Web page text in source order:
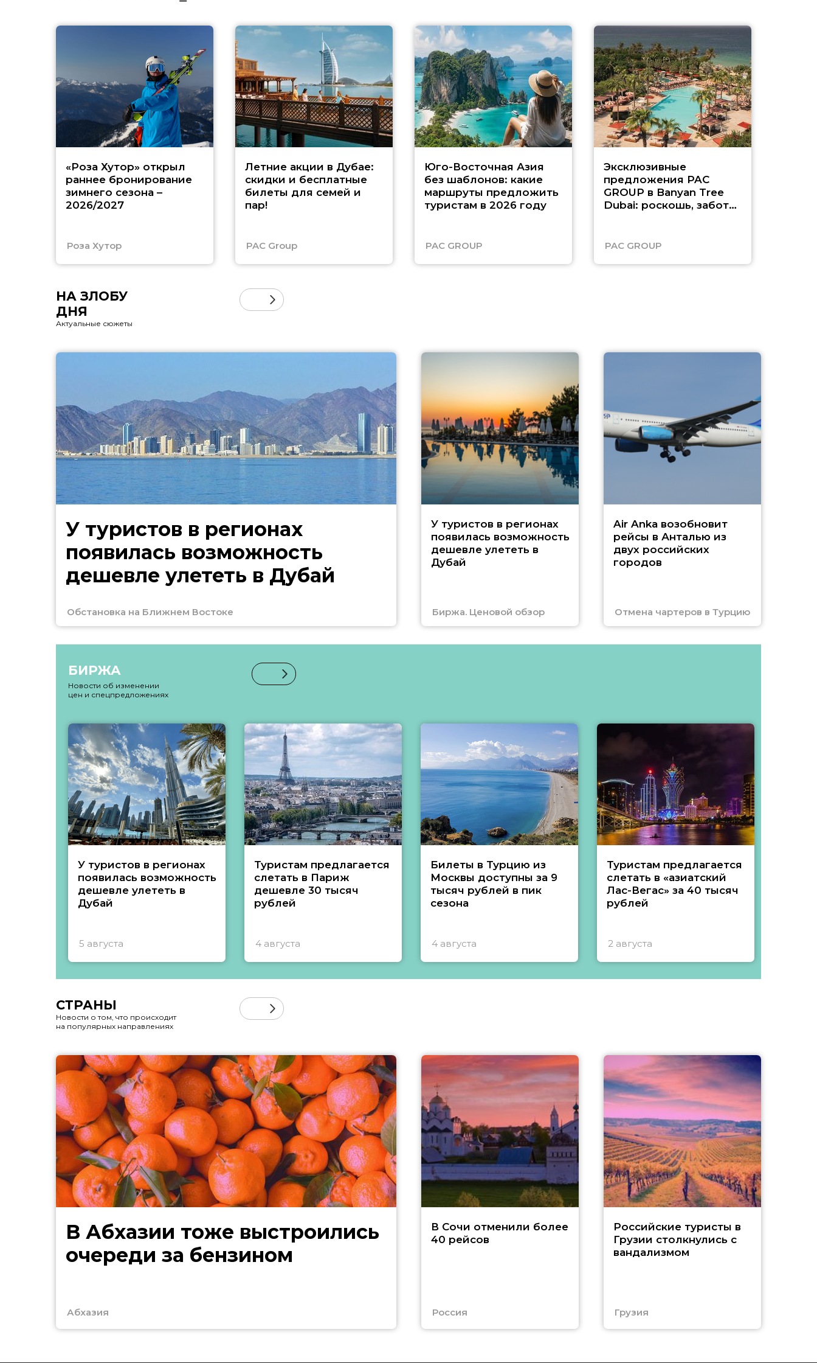
«Роза Хутор» открыл
раннее бронирование
зимнего сезона –
2026/2027
Роза Хутор
Летние акции в Дубае:
скидки и бесплатные
билеты для семей и
пар!
PAC Group
Юго-Восточная Азия
без шаблонов: какие
маршруты предложить
туристам в 2026 году
PAC GROUP
Эксклюзивные
предложения PAC
GROUP в Banyan Tree
Dubai: роскошь, забота
PAC GROUP
НА ЗЛОБУ
ДНЯ
Актуальные сюжеты
У туристов в регионах
появилась возможность
дешевле улететь в Дубай
Обстановка на Ближнем Востоке
У туристов в регионах
появилась возможность
дешевле улететь в
Дубай
Биржа. Ценовой обзор
Air Anka возобновит
рейсы в Анталью из
двух российских
городов
Отмена чартеров в Турцию
БИРЖА
Новости об изменении
цен и спецпредложениях
У туристов в регионах
появилась возможность
дешевле улететь в
Дубай
5 августа
Туристам предлагается
слетать в Париж
дешевле 30 тысяч
рублей
4 августа
Билеты в Турцию из
Москвы доступны за 9
тысяч рублей в пик
сезона
4 августа
Туристам предлагается
слетать в «азиатский
Лас-Вегас» за 40 тысяч
рублей
2 августа
СТРАНЫ
Новости о том, что происходит
на популярных направлениях
В Абхазии тоже выстроились
очереди за бензином
Абхазия
В Сочи отменили более
40 рейсов
Россия
Российские туристы в
Грузии столкнулись с
вандализмом
Грузия